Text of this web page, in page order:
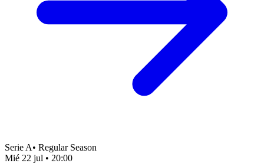
Serie A• Regular Season
Mié 22 jul • 20:00